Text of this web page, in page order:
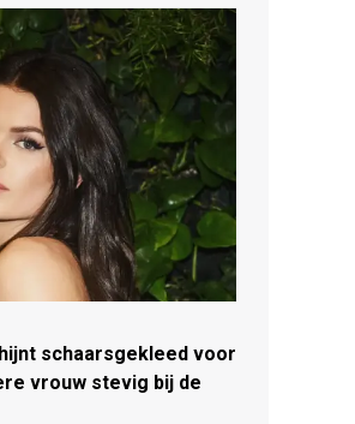
schaarsgekleed voor
vrouw stevig bij de